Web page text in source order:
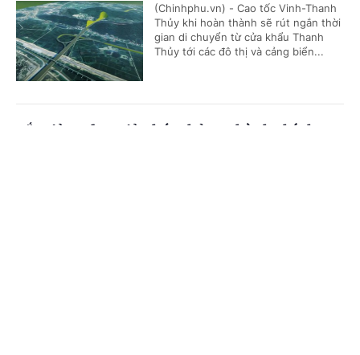
(Chinhphu.vn) - Cao tốc Vinh-Thanh
Thủy khi hoàn thành sẽ rút ngắn thời
gian di chuyển từ cửa khẩu Thanh
Thủy tới các đô thị và cảng biển...
Cắt giảm, đơn giản hóa thủ tục hành chính,